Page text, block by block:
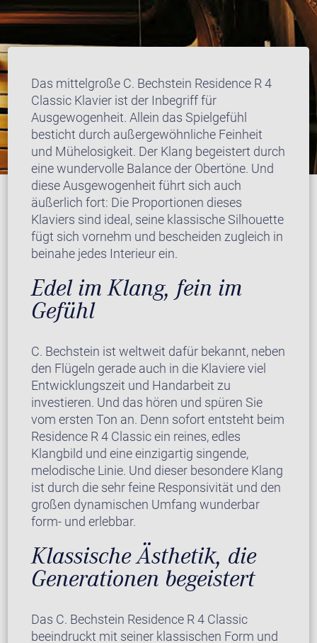
Das mittelgroße C. Bechstein Residence R 4
Classic Klavier ist der Inbegriff für
Ausgewogenheit. Allein das Spielgefühl
besticht durch außergewöhnliche Feinheit
und Mühelosigkeit. Der Klang begeistert durch
eine wundervolle Balance der Obertöne. Und
diese Ausgewogenheit führt sich auch
äußerlich fort: Die Proportionen dieses
Klaviers sind ideal, seine klassische Silhouette
fügt sich vornehm und bescheiden zugleich in
beinahe jedes Interieur ein.
Edel im Klang, fein im
Gefühl
C. Bechstein ist weltweit dafür bekannt, neben
den Flügeln gerade auch in die Klaviere viel
Entwicklungszeit und Handarbeit zu
investieren. Und das hören und spüren Sie
vom ersten Ton an. Denn sofort entsteht beim
Residence R 4 Classic ein reines, edles
Klangbild und eine einzigartig singende,
melodische Linie. Und dieser besondere Klang
ist durch die sehr feine Responsivität und den
großen dynamischen Umfang wunderbar
form- und erlebbar.
Klassische Ästhetik, die
Generationen begeistert
Das C. Bechstein Residence R 4 Classic
beeindruckt mit seiner klassischen Form und